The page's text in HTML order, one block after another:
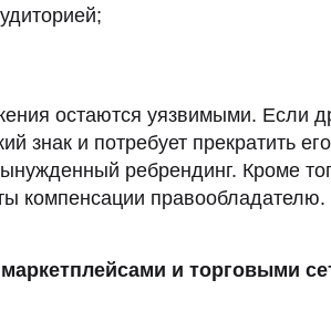
остаются уязвимыми. Если
знак и потребует прекратить
ребрендинг. Кроме
компенсации правообладателю.
и торговыми